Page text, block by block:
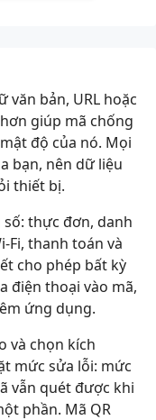
văn bản, URL hoặc
giúp mã chống
độ của nó. Mọi
bạn, nên dữ liệu
thiết bị.
thực đơn, danh
Fi, thanh toán và
cho phép bất kỳ
điện thoại vào mã,
ứng dụng.
và chọn kích
mức sửa lỗi: mức
vẫn quét được khi
phần. Mã QR